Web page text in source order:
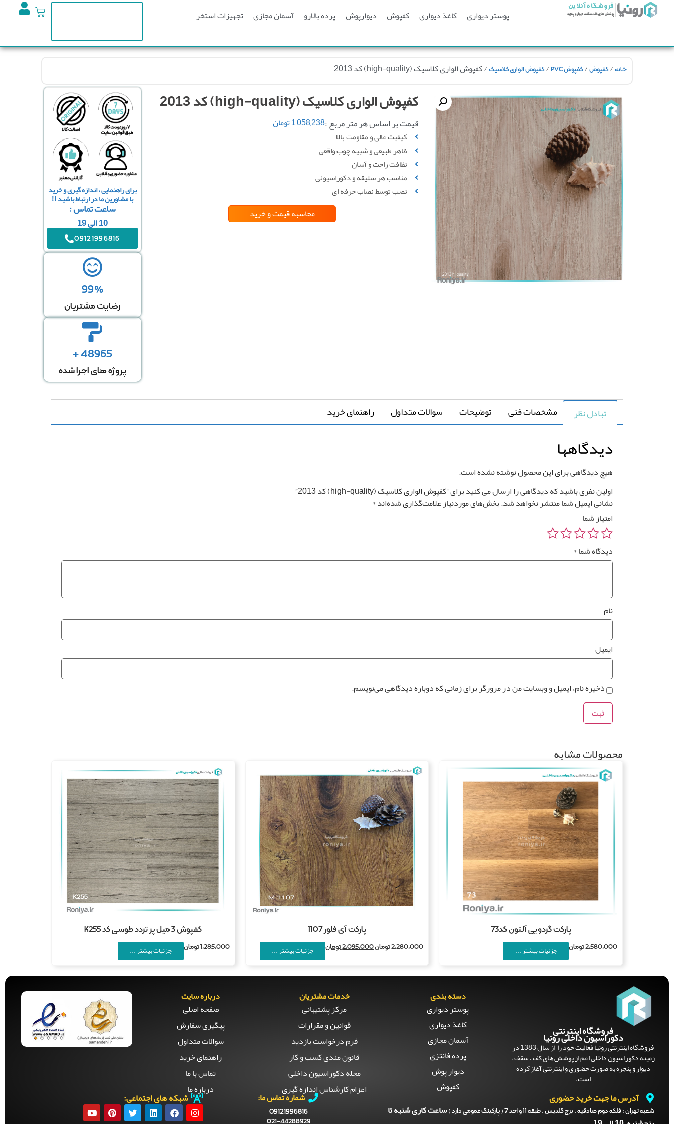
پوستر دیواری کاغذ دیواری کفپوش دیوارپوش پرده بالارو آسمان مجازی تجهیزات استخر
خانه /کفپوش /کفپوش PVC /کفپوش الواری کلاسیک / کفپوش الواری کلاسیک (high-quality) کد 2013
کفپوش الواری کلاسیک (high-quality) کد 2013
قیمت بر اساس هر متر مربع :1,058,238تومان
کیفیت عالی و مقاومت بالا
ظاهر طبیعی و شبیه چوب واقعی
نظافت راحت و آسان
مناسب هر سلیقه و دکوراسیونی
نصب توسط نصاب حرفه ای
محاسبه قیمتو خرید
برای راهنمایی ، اندازه گیری و خرید
با مشاورین ما در ارتباط باشید !!
ساعت تماس :
10 الی 19
09121996816
99%
رضایت مشتریان
48965 +
پروژه های اجرا شده
تبادل نظر مشخصات فنی توضیحات سوالات متداول راهنمای خرید
دیدگاهها
هیچ دیدگاهی برای این محصول نوشته نشده است.
اولین نفری باشید که دیدگاهی را ارسال می کنید برای “کفپوش الواری کلاسیک (high-quality) کد 2013”
نشانی ایمیل شما منتشر نخواهد شد.بخش‌های موردنیاز علامت‌گذاری شده‌اند*
امتیاز شما
دیدگاه شما*
نام
ایمیل
ذخیره نام، ایمیل و وبسایت من در مرورگر برای زمانی که دوباره دیدگاهی می‌نویسم.
محصولات مشابه
پارکت گردویی آلتون کد73
2,580,000تومان جزئیات بیشتر ...
پارکت آی فلور 1107
2,280,000تومان2,095,000تومان جزئیات بیشتر ...
کفپوش 3 میل پر تردد طوسی کد K255
1,285,000تومان جزئیات بیشتر ...
فروشگاه اینترنتی
دکوراسیون داخلی رونیا
فروشگاه اینترنتی رونیا فعالیت خود را از سال 1383 در
زمینه دکوراسیون داخلی اعم از پوشش های کف ، سقف ،
دیوار و پنجره به صورت حضوری و اینترنتی آغاز کرده
است.
دسته بندی
پوستر دیواری
کاغذ دیواری
آسمان مجازی
پرده فانتزی
دیوار پوش
کفپوش
خدمات مشتریان
مرکز پشتیبانی
قوانین و مقرارات
فرم درخواست بازدید
قانون مندی کسب و کار
مجله دکوراسیون داخلی
اعزام کارشناس اندازه گیری
درباره سایت
صفحه‌ اصلی
پیگیری سفارش
سوالات متداول
راهنمای خرید
تماس با ما
درباره ما
آدرس ما جهت خرید حضوری
شعبه تهران :فلکه دوم صادقیه . برج گلدیس . طبقه 11 واحد 7 ( پارکینگ عمومی دارد )
ساعت کاری شنبه تا
شماره تماس ما:
09121996816
021-44288929
شبکه های اجتماعی: